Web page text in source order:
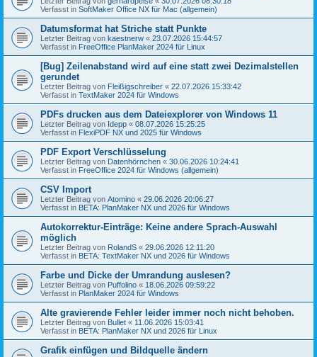
Verfasst in SoftMaker Office NX für Mac (allgemein)
Datumsformat hat Striche statt Punkte
Letzter Beitrag von kaestnerw « 23.07.2026 15:44:57
Verfasst in FreeOffice PlanMaker 2024 für Linux
[Bug] Zeilenabstand wird auf eine statt zwei Dezimalstellen
gerundet
Letzter Beitrag von Fleißigschreiber « 22.07.2026 15:33:42
Verfasst in TextMaker 2024 für Windows
PDFs drucken aus dem Dateiexplorer von Windows 11
Letzter Beitrag von Idepp « 08.07.2026 15:25:25
Verfasst in FlexiPDF NX und 2025 für Windows
PDF Export Verschlüsselung
Letzter Beitrag von Datenhörnchen « 30.06.2026 10:24:41
Verfasst in FreeOffice 2024 für Windows (allgemein)
CSV Import
Letzter Beitrag von Atomino « 29.06.2026 20:06:27
Verfasst in BETA: PlanMaker NX und 2026 für Windows
Autokorrektur-Einträge: Keine andere Sprach-Auswahl
möglich
Letzter Beitrag von RolandS « 29.06.2026 12:11:20
Verfasst in BETA: TextMaker NX und 2026 für Windows
Farbe und Dicke der Umrandung auslesen?
Letzter Beitrag von Puffolino « 18.06.2026 09:59:22
Verfasst in PlanMaker 2024 für Windows
Alte gravierende Fehler leider immer noch nicht behoben.
Letzter Beitrag von Bullet « 11.06.2026 15:03:41
Verfasst in BETA: PlanMaker NX und 2026 für Linux
Grafik einfügen und Bildquelle ändern